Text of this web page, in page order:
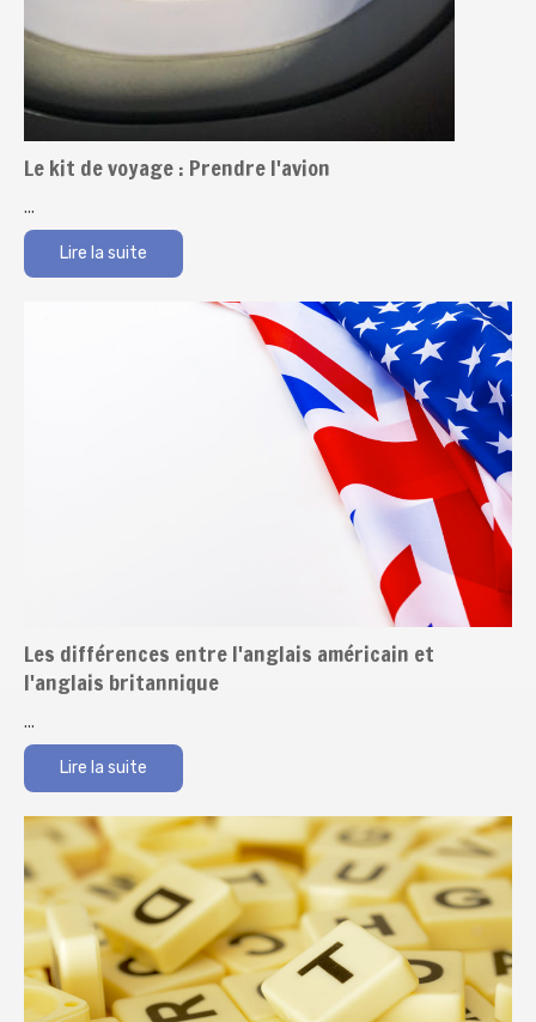
Le kit de voyage : Prendre l'avion
...
Lire la suite
Les différences entre l'anglais américain et
l'anglais britannique
...
Lire la suite